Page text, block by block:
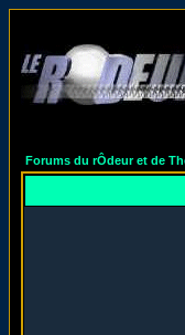
Forums du rÔdeur et de